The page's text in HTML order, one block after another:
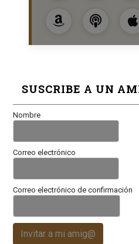
SUSCRIBE A UN
Nombre
Correo electrónico
Correo electrónico de confirmación
Invitar a mi amig@